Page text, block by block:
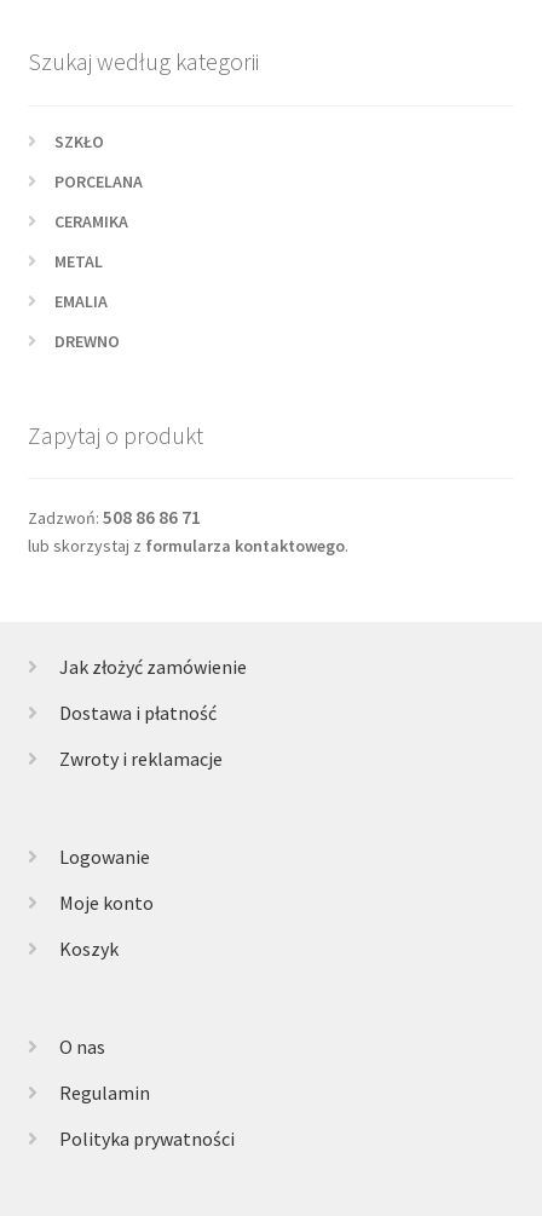
Szukaj według kategorii
SZKŁO
PORCELANA
CERAMIKA
METAL
EMALIA
DREWNO
Zapytaj o produkt
Zadzwoń: 508 86 86 71
lub skorzystaj z formularza kontaktowego.
Jak złożyć zamówienie
Dostawa i płatność
Zwroty i reklamacje
Logowanie
Moje konto
Koszyk
O nas
Regulamin
Polityka prywatności